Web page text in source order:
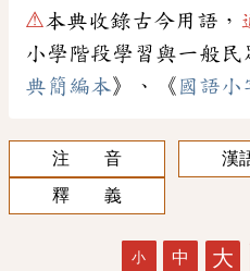
⚠本典收錄古今用語，
小學階段學習與一般民
典簡編本》、《 國語小
注 音
漢
釋 義
小 中 大